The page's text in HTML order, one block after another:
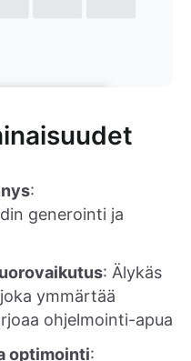
:
generointi ja
: Älykäs
ymmärtää
ohjelmointi-apua
optimointi: